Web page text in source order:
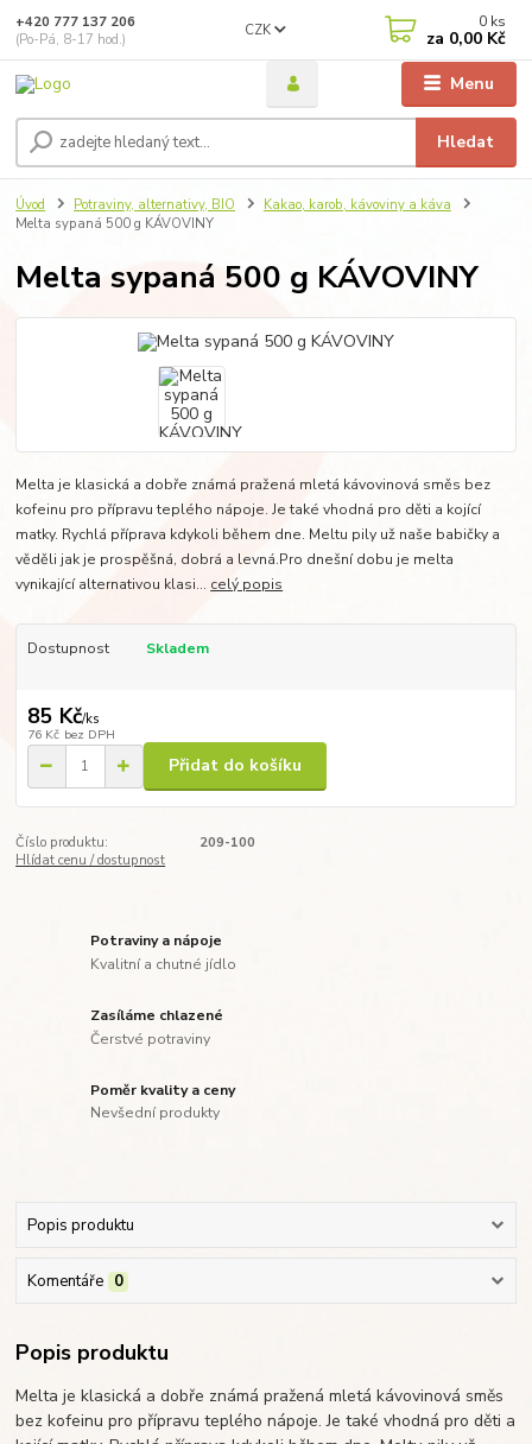
Menu
CZK
Hledat
+420 777 137 206
(Po-Pá, 8-17 hod.)
0 ks
za 0,00 Kč
Úvod Potraviny, alternativy, BIO
Kakao, karob, kávoviny a káva
Melta sypaná 500 g KÁVOVINY
Melta sypaná 500 g KÁVOVINY
Melta je klasická a dobře známá pražená mletá kávovinová směs bez
kofeinu pro přípravu teplého nápoje. Je také vhodná pro děti a kojící
matky. Rychlá příprava kdykoli během dne. Meltu pily už naše babičky a
věděli jak je prospěšná, dobrá a levná.Pro dnešní dobu je melta
vynikající alternativou klasi... celý popis
Dostupnost Skladem
85 Kč/ks
76 Kč bez DPH
Přidat do košíku
Číslo produktu:
209-100
Hlídat cenu / dostupnost
Potraviny a nápoje
Kvalitní a chutné jídlo
Zasíláme chlazené
Čerstvé potraviny
Poměr kvality a ceny
Nevšední produkty
Popis produktu
Komentáře 0
Popis produktu
Melta je klasická a dobře známá pražená mletá kávovinová směs
bez kofeinu pro přípravu teplého nápoje. Je také vhodná pro děti a